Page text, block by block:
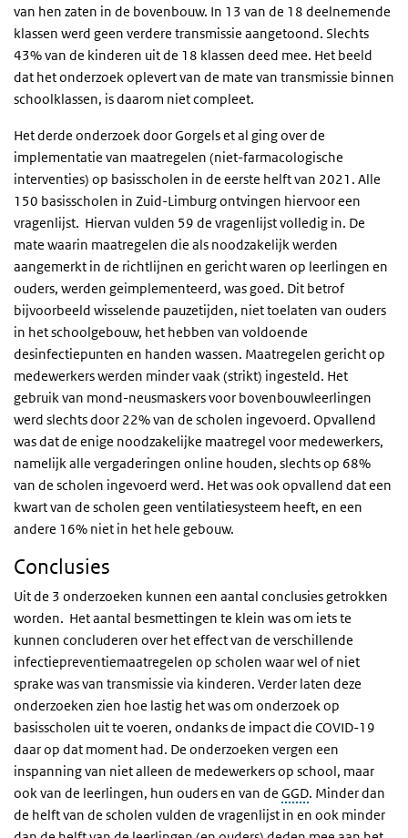
van hen zaten in de bovenbouw. In 13 van de 18 deelnemende
klassen werd geen verdere transmissie aangetoond. Slechts
43% van de kinderen uit de 18 klassen deed mee. Het beeld
dat het onderzoek oplevert van de mate van transmissie binnen
schoolklassen, is daarom niet compleet.
Het derde onderzoek door Gorgels et al ging over de
implementatie van maatregelen (niet-farmacologische
interventies) op basisscholen in de eerste helft van 2021. Alle
150 basisscholen in Zuid-Limburg ontvingen hiervoor een
vragenlijst. Hiervan vulden 59 de vragenlijst volledig in. De
mate waarin maatregelen die als noodzakelijk werden
aangemerkt in de richtlijnen en gericht waren op leerlingen en
ouders, werden geimplementeerd, was goed. Dit betrof
bijvoorbeeld wisselende pauzetijden, niet toelaten van ouders
in het schoolgebouw, het hebben van voldoende
desinfectiepunten en handen wassen. Maatregelen gericht op
medewerkers werden minder vaak (strikt) ingesteld. Het
gebruik van mond-neusmaskers voor bovenbouwleerlingen
werd slechts door 22% van de scholen ingevoerd. Opvallend
was dat de enige noodzakelijke maatregel voor medewerkers,
namelijk alle vergaderingen online houden, slechts op 68%
van de scholen ingevoerd werd. Het was ook opvallend dat een
kwart van de scholen geen ventilatiesysteem heeft, en een
andere 16% niet in het hele gebouw.
Conclusies
Uit de 3 onderzoeken kunnen een aantal conclusies getrokken
worden. Het aantal besmettingen te klein was om iets te
kunnen concluderen over het effect van de verschillende
infectiepreventiemaatregelen op scholen waar wel of niet
sprake was van transmissie via kinderen. Verder laten deze
onderzoeken zien hoe lastig het was om onderzoek op
basisscholen uit te voeren, ondanks de impact die COVID-19
daar op dat moment had. De onderzoeken vergen een
inspanning van niet alleen de medewerkers op school, maar
ook van de leerlingen, hun ouders en van de GGD. Minder dan
de helft van de scholen vulden de vragenlijst in en ook minder